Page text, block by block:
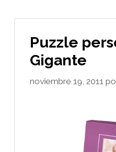
Puzzle
Gigante
noviembre 19, 2011